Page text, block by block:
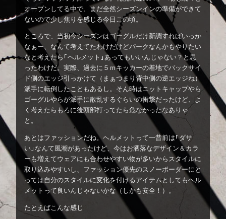
オープンしてる中で、まだ全然シーズンインの準備ができて
ないので少し焦りを感じる今日この頃。
ところで、当初今シーズンはゴーグルだけ新調すればいっか
なぁー、なんて考えてたわけだけどパークなんかもやりたい
なと考えたら「ヘルメット」あってもいいんじゃない？と思
ったわけだ。実際、過去に５ｍキッカーの着地でバックサイ
ド側のエッジ引っかけて（まぁつまり背中側の逆エッジね）
派手に転倒したこともあるし。そん時はニットキャップやら
ゴーグルやらが派手に散乱するぐらいの衝撃だったけど、よ
く考えたらもろに後頭部打ってたら危なかったなありゃ…
と。
あとはファッションだね。ヘルメットって一昔前は「ダサ
い」なんて風潮があったけど、今はお洒落なデザイン＆カラ
ーも増えてウェアにも合わせやすい物が多いからスタイルに
取り込みやすいし、ファッション優先のスノーボーダーにと
っては自分のスタイルに変化を付けるアイテムとしてもヘル
メットって良いんじゃないかな（しかも安全！）。
たとえばこんな感じ